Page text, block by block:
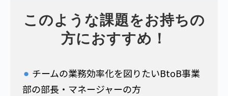
このような課題をお持ちの
方におすすめ！
⚫︎ チームの業務効率化を図りたいBtoB事業
部の部長・マネージャーの方